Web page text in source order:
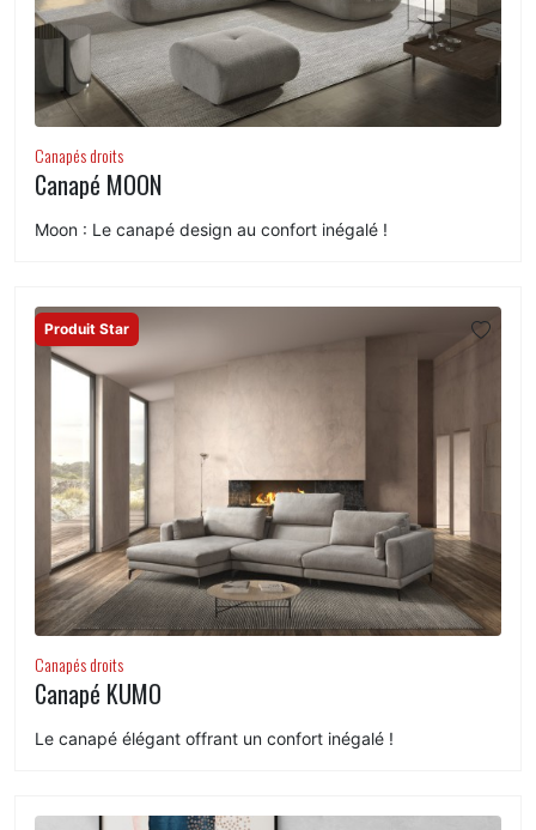
Canapés droits
Canapé MOON
Moon : Le canapé design au confort inégalé !
Produit Star
Canapés droits
Canapé KUMO
Le canapé élégant offrant un confort inégalé !